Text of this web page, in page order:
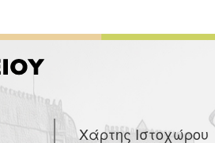
Χάρτης Ιστοχώρου